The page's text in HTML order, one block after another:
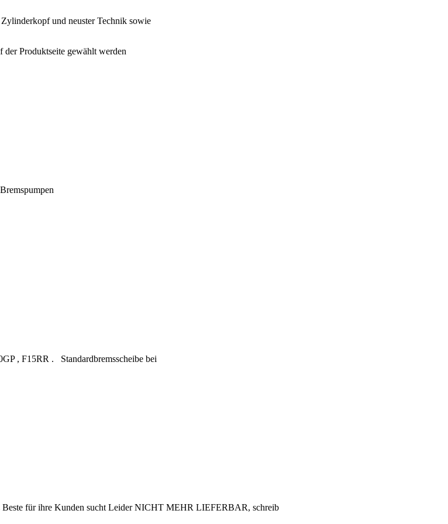
und neuster Technik sowie
der Produktseite gewählt werden
, F15RR . Standardbremsscheibe bei
für ihre Kunden sucht Leider NICHT MEHR LIEFERBAR, schreib